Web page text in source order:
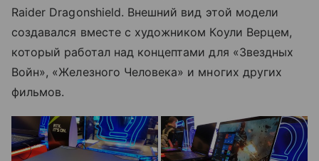
Raider Dragonshield. Внешний вид этой модели
создавался вместе с художником Коули Верцем,
который работал над концептами для «Звездных
Войн», «Железного Человека» и многих других
фильмов.